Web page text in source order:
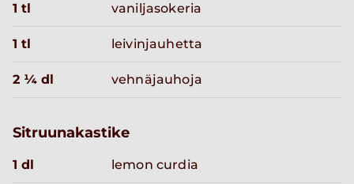
1 tl vaniljasokeria
1 tl leivinjauhetta
2 ¼ dl vehnäjauhoja
Sitruunakastike
1 dl lemon curdia